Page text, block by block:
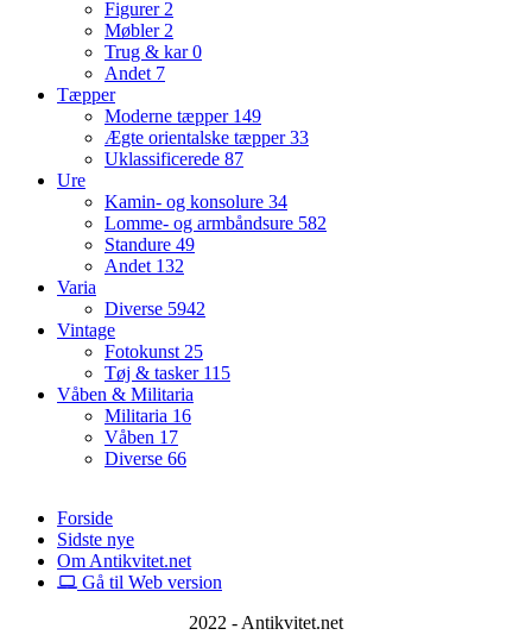
Figurer2
Møbler2
Trug & kar0
Andet 7
Tæpper
Moderne tæpper 149
Ægte orientalske tæpper33
Uklassificerede 87
Ure
Kamin- og konsolure 34
Lomme- og armbåndsure 582
Standure 49
Andet 132
Varia
Diverse 5942
Vintage
Fotokunst25
Tøj & tasker 115
Våben & Militaria
Militaria 16
Våben 17
Diverse 66
Forside
Sidste nye
Om Antikvitet.net
Gå til Web version
2022 - Antikvitet.net